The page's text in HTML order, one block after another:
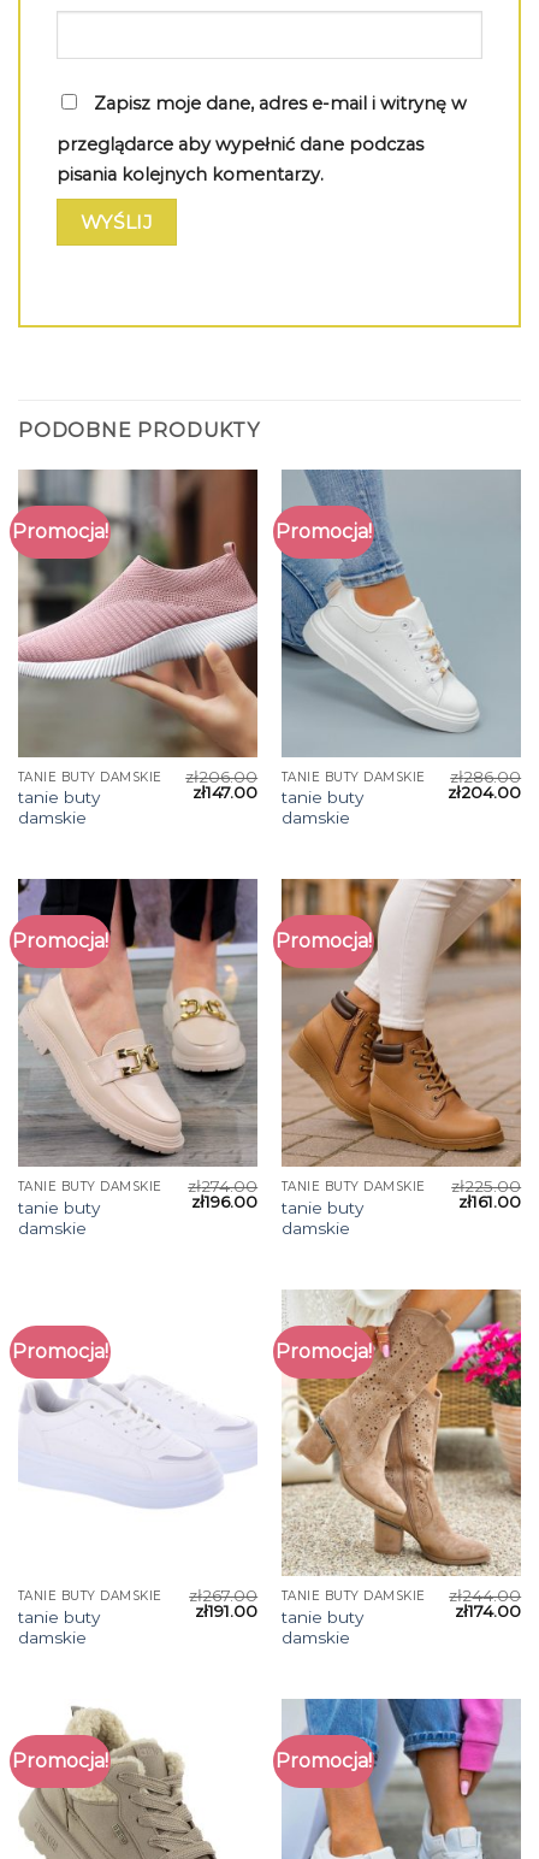
Zapisz moje dane, adres e-mail i witrynę w
przeglądarce aby wypełnić dane podczas
pisania kolejnych komentarzy.
PODOBNE PRODUKTY
Promocja!
TANIE BUTY DAMSKIE
tanie buty
damskie
zł206.00
zł147.00
Promocja!
TANIE BUTY DAMSKIE
tanie buty
damskie
zł286.00
zł204.00
Promocja!
TANIE BUTY DAMSKIE
tanie buty
damskie
zł274.00
zł196.00
Promocja!
TANIE BUTY DAMSKIE
tanie buty
damskie
zł225.00
zł161.00
Promocja!
TANIE BUTY DAMSKIE
tanie buty
damskie
zł267.00
zł191.00
Promocja!
TANIE BUTY DAMSKIE
tanie buty
damskie
zł244.00
zł174.00
Promocja! Promocja!